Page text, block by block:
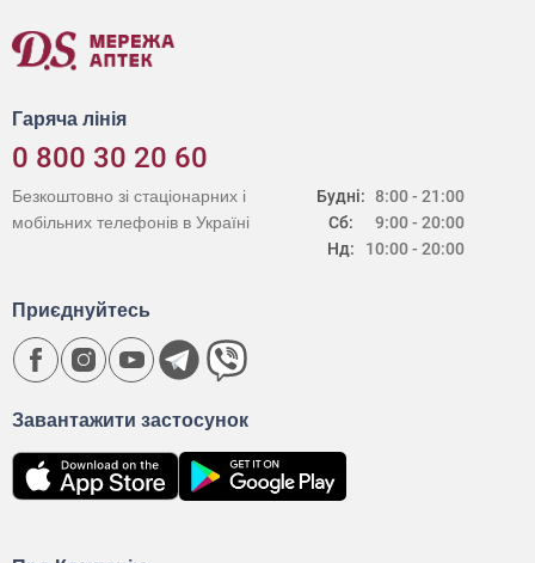
Гаряча лінія
0 800 30 20 60
Будні:
Сб:
Нд:
8:00 - 21:00
9:00 - 20:00
10:00 - 20:00
Безкоштовно зі стаціонарних і
мобільних телефонів в Україні
Завантажити застосунок
Приєднуйтесь